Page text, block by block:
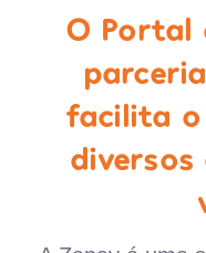
O Portal
facilita o